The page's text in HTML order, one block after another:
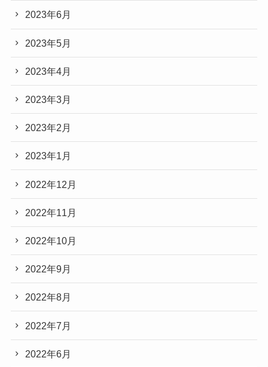
2023年6月
2023年5月
2023年4月
2023年3月
2023年2月
2023年1月
2022年12月
2022年11月
2022年10月
2022年9月
2022年8月
2022年7月
2022年6月